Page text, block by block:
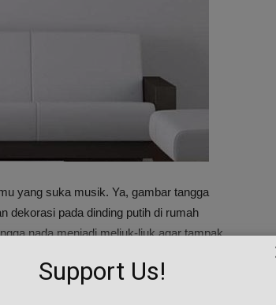
yang suka musik. Ya, gambar tangga
dekorasi pada dinding putih di rumah
nada menjadi meliuk-liuk agar tampak
Support Us!